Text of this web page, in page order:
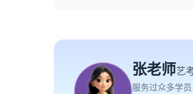
张老师艺
服务过众多学员